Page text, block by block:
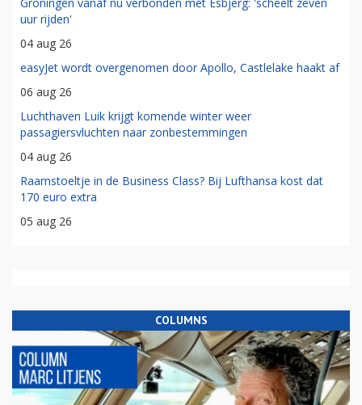
uur rijden'
04 aug 26
easyJet wordt overgenomen door Apollo, Castlelake haakt af
06 aug 26
Luchthaven Luik krijgt komende winter weer
passagiersvluchten naar zonbestemmingen
04 aug 26
Raamstoeltje in de Business Class? Bij Lufthansa kost dat
170 euro extra
05 aug 26
COLUMNS